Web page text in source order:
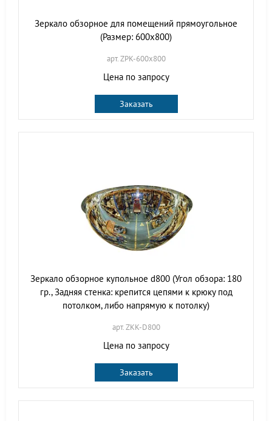
Зеркало обзорное для помещений прямоугольное
(Размер: 600х800)
арт. ZPK-600х800
Цена по запросу
Заказать
Зеркало обзорное купольное d800 (Угол обзора: 180
гр., Задняя стенка: крепится цепями к крюку под
потолком, либо напрямую к потолку)
арт. ZKK-D800
Цена по запросу
Заказать